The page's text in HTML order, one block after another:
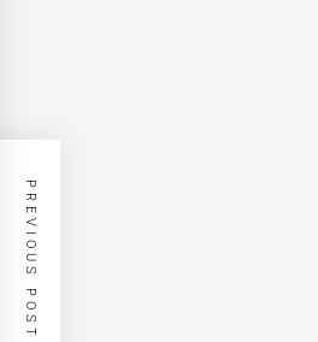
PREVIOUS POST